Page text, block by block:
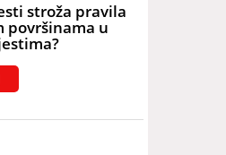
stroža pravila
površinama u